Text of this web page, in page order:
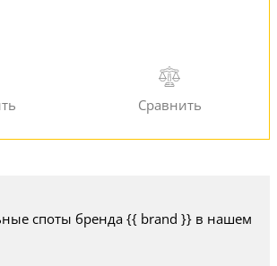
споты бренда {{ brand }} в нашем